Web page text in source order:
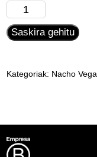
Nacho
Vegas
-
(Vinilo
Saskira gehitu
Kategoriak: Nacho